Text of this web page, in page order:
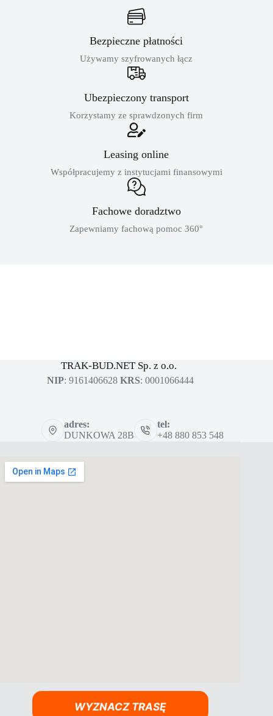
Bezpieczne płatności
Używamy szyfrowanych łącz
Ubezpieczony transport
Korzystamy ze sprawdzonych firm
Leasing online
Współpracujemy z instytucjami finansowymi
Fachowe doradztwo
Zapewniamy fachową pomoc 360°
TRAK-BUD.NET Sp. z o.o.
NIP: 9161406628 KRS: 0001066444
adres:
DUNKOWA 28B
tel:
+48 880 853 548
WYZNACZ TRASĘ